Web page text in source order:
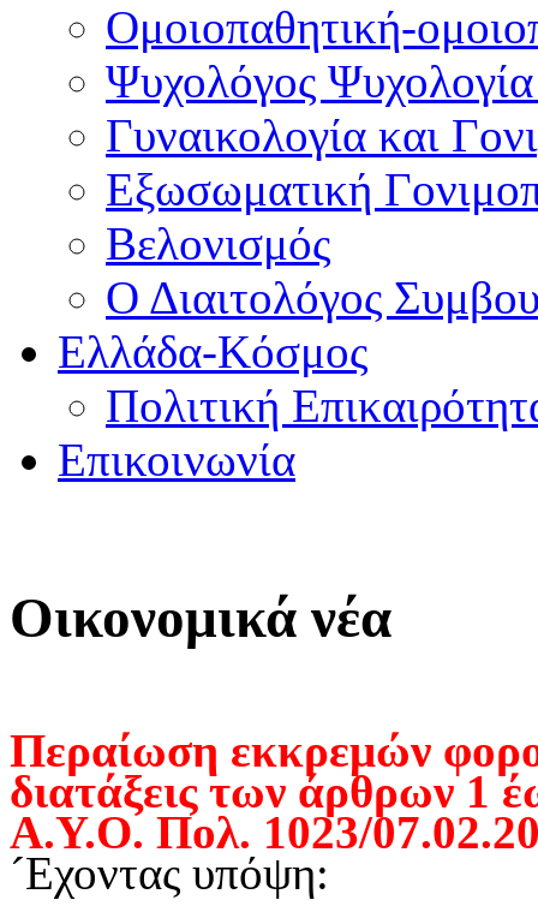
Ομοιοπαθητική-
Ψυχολόγος
Γυναικολογία και
Εξωσωματική
Βελονισμός
Ο Διαιτολόγος
Ελλάδα-Κόσμος
Πολιτική
Επικοινωνία
Οικονομικά νέα
Περαίωση εκκρεμών
διατάξεις των άρθρων 1
Α.Υ.Ο. Πολ. 1023/
´Εχοντας υπόψη: